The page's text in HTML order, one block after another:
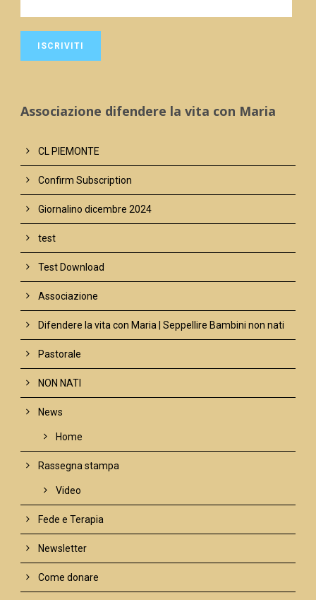
Associazione difendere la vita con Maria
CL PIEMONTE
Confirm Subscription
Giornalino dicembre 2024
test
Test Download
Associazione
Difendere la vita con Maria | Seppellire Bambini non nati
Pastorale
NON NATI
News
Home
Rassegna stampa
Video
Fede e Terapia
Newsletter
Come donare